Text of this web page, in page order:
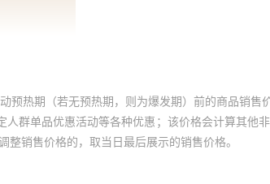
预热期（若无预热期，则为爆发期）前的商品销售
群单品优惠活动等各种优惠；该价格会计算其他
销售价格的，取当日最后展示的销售价格。